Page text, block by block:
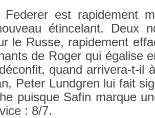
Feder­er est rapide­ment
étin­celant. Deux
le Russe, rapide­ment
de Roger qui égal­ise
quand arrivera-t-il
Peter Lundgr­en lui fait
puis­que Safin mar­que
: 8/7.